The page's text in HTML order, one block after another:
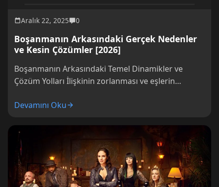
Aralık 22, 2025 0
Boşanmanın Arkasındaki Gerçek Nedenler
ve Kesin Çözümler [2026]
Boşanmanın Arkasındaki Temel Dinamikler ve
Çözüm Yolları İlişkinin zorlanması ve eşlerin
ve davranış örüntülerinden...
Devamını Oku